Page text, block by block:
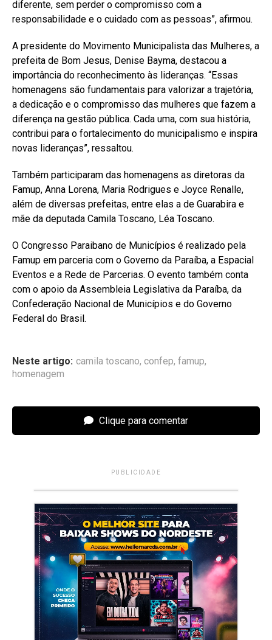
diferente, sem perder o compromisso com a
responsabilidade e o cuidado com as pessoas”, afirmou.
A presidente do Movimento Municipalista das Mulheres, a
prefeita de Bom Jesus, Denise Bayma, destacou a
importância do reconhecimento às lideranças. “Essas
homenagens são fundamentais para valorizar a trajetória,
a dedicação e o compromisso das mulheres que fazem a
diferença na gestão pública. Cada uma, com sua história,
contribui para o fortalecimento do municipalismo e inspira
novas lideranças”, ressaltou.
Também participaram das homenagens as diretoras da
Famup, Anna Lorena, Maria Rodrigues e Joyce Renalle,
além de diversas prefeitas, entre elas a de Guarabira e
mãe da deputada Camila Toscano, Léa Toscano.
O Congresso Paraibano de Municípios é realizado pela
Famup em parceria com o Governo da Paraíba, a Espacial
Eventos e a Rede de Parcerias. O evento também conta
com o apoio da Assembleia Legislativa da Paraíba, da
Confederação Nacional de Municípios e do Governo
Federal do Brasil.
Neste artigo: camila toscano, confep, famup,
homenagem
Clique para comentar
PUBLICIDADE